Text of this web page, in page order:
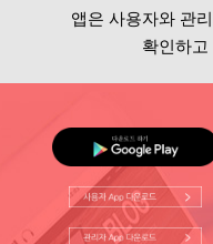
앱은 사용자와 관
확인하고